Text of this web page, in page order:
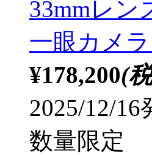
33mmレン
一眼カメ
¥178,200(
2025/12/16
数量限定